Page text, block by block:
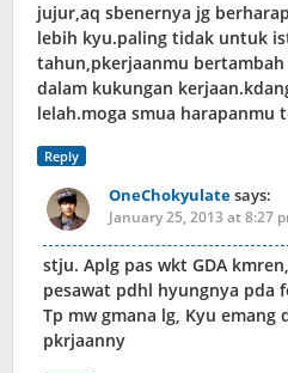
jujur,aq sbenernya jg
lebih kyu.paling tidak untuk
tahun,pkerjaanmu
dalam kukungan
lelah.moga smua harapanmu
Reply
OneChokyulatesays:
January 25, 2013 at 8:27
stju. Aplg pas wkt GDA
pesawat pdhl hyungnya pda
Tp mw gmana lg, Kyu
pkrjaanny